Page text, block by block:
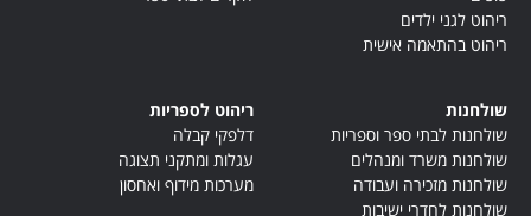
ריהוט לגני ילדים
ריהוט בהתאמה אישית
שולחנות
שולחנות לבתי ספר וספריות
שולחנות משרד ומנהלים
שולחנות מזכירה ועבודה
שולחנות לחדרי ישיבות
ריהוט לספריות
דלפקי קבלה
עגלות ומתקני תצוגה
מערכות מידוף ואחסון